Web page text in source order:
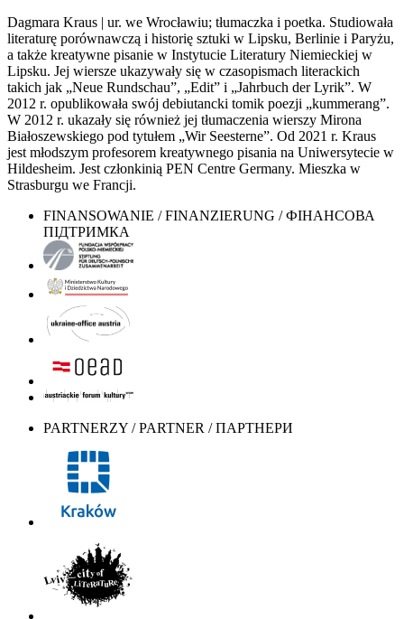
Dagmara Kraus | ur. we Wrocławiu; tłumaczka i poetka. Studiowała
literaturę porównawczą i historię sztuki w Lipsku, Berlinie i Paryżu,
a także kreatywne pisanie w Instytucie Literatury Niemieckiej w
Lipsku. Jej wiersze ukazywały się w czasopismach literackich
takich jak „Neue Rundschau”, „Edit” i „Jahrbuch der Lyrik”. W
2012 r. opublikowała swój debiutancki tomik poezji „kummerang”.
W 2012 r. ukazały się również jej tłumaczenia wierszy Mirona
Białoszewskiego pod tytułem „Wir Seesterne”. Od 2021 r. Kraus
jest młodszym profesorem kreatywnego pisania na Uniwersytecie w
Hildesheim. Jest członkinią PEN Centre Germany. Mieszka w
Strasburgu we Francji.
FINANSOWANIE / FINANZIERUNG / ФІНАНСОВА
ПІДТРИМКА
PARTNERZY / PARTNER / ПАРТНЕРИ